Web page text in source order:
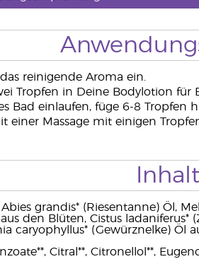
reinigende Aroma ein.
Tropfen in Deine Bodylotion für
Bad einlaufen, füge 6-8 Tropfen
einer Massage mit einigen
grandis* (Riesentanne) Öl,
den Blüten, Cistus
caryophyllus* (Gewürznelke) Öl
Citral**, Citronellol**,